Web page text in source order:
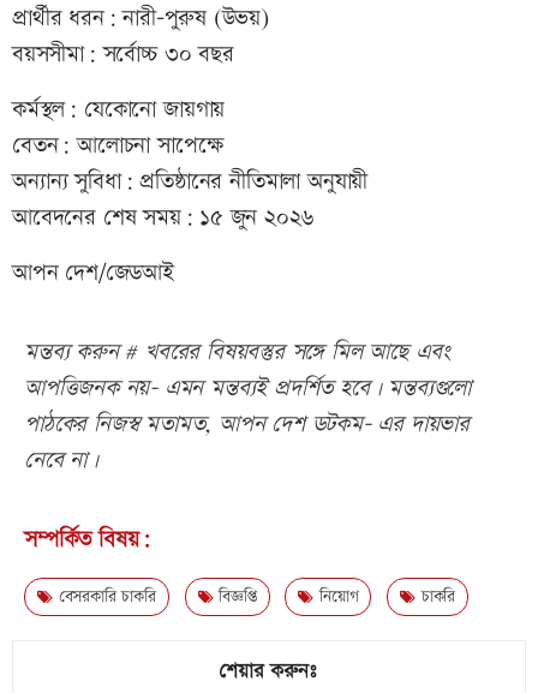
প্রার্থীর ধরন: নারী-পুরুষ (উভয়)
বয়সসীমা: সর্বোচ্চ ৩০ বছর
কর্মস্থল: যেকোনো জায়গায়
বেতন: আলোচনা সাপেক্ষে
অন্যান্য সুবিধা: প্রতিষ্ঠানের নীতিমালা অনুযায়ী
আবেদনের শেষ সময়: ১৫ জুন ২০২৬
আপন দেশ/জেডআই
মন্তব্য করুন # খবরের বিষয়বস্তুর সঙ্গে মিল আছে এবং
আপত্তিজনক নয়- এমন মন্তব্যই প্রদর্শিত হবে। মন্তব্যগুলো
পাঠকের নিজস্ব মতামত, আপন দেশ ডটকম- এর দায়ভার
নেবে না।
সম্পর্কিত বিষয়:
বেসরকারি চাকরি বিজ্ঞপ্তি নিয়োগ চাকরি
শেয়ার করুনঃ